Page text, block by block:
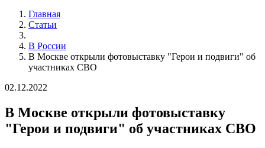
Главная
Статьи
В России
В Москве открыли фотовыставку "Герои и подвиги" об
участниках СВО
02.12.2022
В Москве открыли фотовыставку
"Герои и подвиги" об участниках СВО